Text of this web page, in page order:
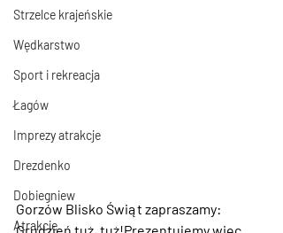
Strzelce krajeńskie
Wędkarstwo
Sport i rekreacja
Łagów
Imprezy atrakcje
Drezdenko
Dobiegniew
Atrakcje
Gorzów Blisko Świąt zapraszamy: